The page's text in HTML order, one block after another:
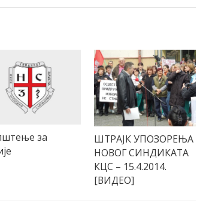
за
ШТРАЈК УПОЗОРЕЊА
НОВОГ СИНДИКАТА
КЦС – 15.4.2014.
[ВИДЕО]